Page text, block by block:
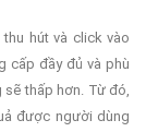
hút và click vào
cấp đầy đủ và phù
sẽ thấp hơn. Từ đó,
được người dùng